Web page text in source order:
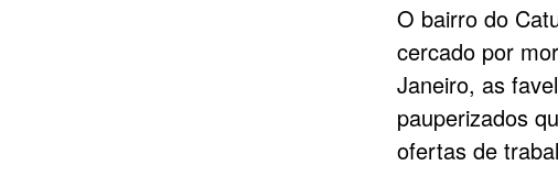
O bairro do
cercado por
Janeiro, as
pauperizados
ofertas de